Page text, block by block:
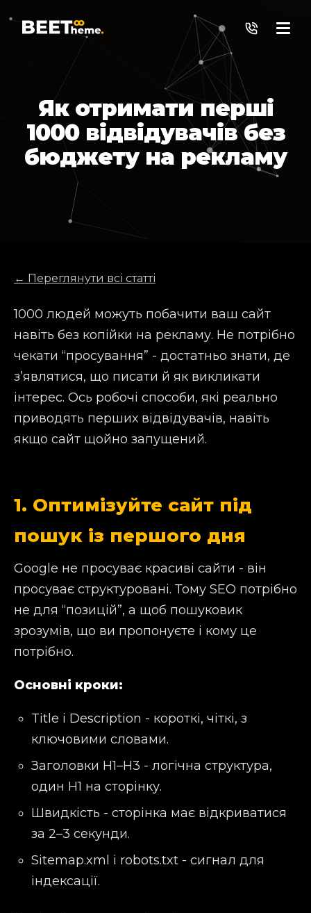
Як отримати перші
1000 відвідувачів без
бюджету на рекламу
← Переглянути всі статті
1000 людей можуть побачити ваш сайт
навіть без копійки на рекламу. Не потрібно
чекати “просування” - достатньо знати, де
з’являтися, що писати й як викликати
інтерес. Ось робочі способи, які реально
приводять перших відвідувачів, навіть
якщо сайт щойно запущений.
1. Оптимізуйте сайт під
пошук із першого дня
Google не просуває красиві сайти - він
просуває структуровані. Тому SEO потрібно
не для “позицій”, а щоб пошуковик
зрозумів, що ви пропонуєте і кому це
потрібно.
Основні кроки:
Title і Description - короткі, чіткі, з
ключовими словами.
Заголовки H1–H3 - логічна структура,
один H1 на сторінку.
Швидкість - сторінка має відкриватися
за 2–3 секунди.
Sitemap.xml і robots.txt - сигнал для
індексації.